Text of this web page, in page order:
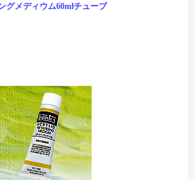
メディウム60mlチューブ